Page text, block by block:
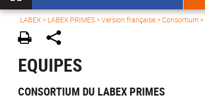
LABEX > LABEX PRIMES>Version française> Consortium >
EQUIPES
CONSORTIUM DU LABEX PRIMES